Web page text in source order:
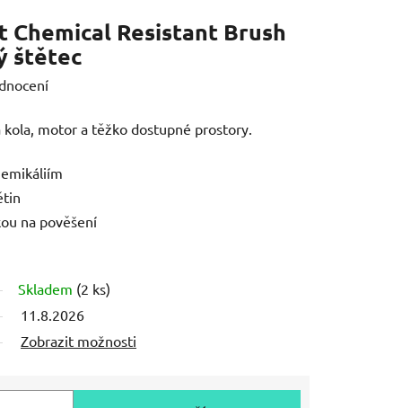
Resistant Brush
štětec
motor a těžko dostupné prostory.
na pověšení
Skladem (2 ks)
11.8.2026
Zobrazit možnosti